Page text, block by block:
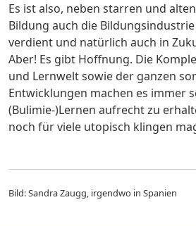
Es ist also, neben starren und
Bildung auch die
verdient und natürlich auch in
Aber! Es gibt Hoffnung. Die
und Lernwelt sowie der ganzen
Entwicklungen machen es immer
(Bulimie-)Lernen aufrecht zu
noch für viele utopisch klingen
Bild: Sandra Zaugg, irgendwo in Spanien